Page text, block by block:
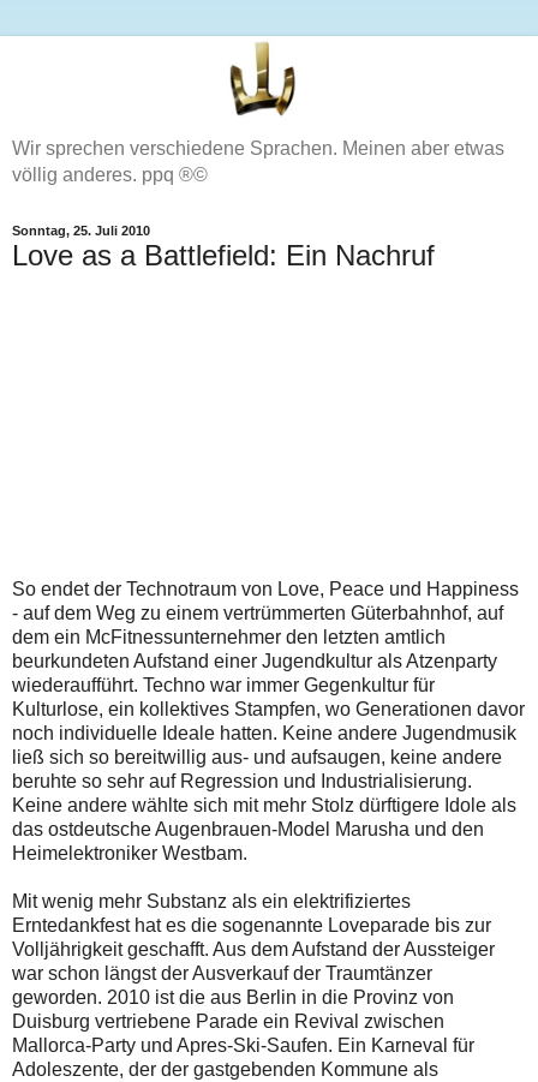
Wir sprechen verschiedene Sprachen. Meinen aber etwas
völlig anderes. ppq ®©
Sonntag, 25. Juli 2010
Love as a Battlefield: Ein Nachruf
So endet der Technotraum von Love, Peace und Happiness
- auf dem Weg zu einem vertrümmerten Güterbahnhof, auf
dem ein McFitnessunternehmer den letzten amtlich
beurkundeten Aufstand einer Jugendkultur als Atzenparty
wiederaufführt. Techno war immer Gegenkultur für
Kulturlose, ein kollektives Stampfen, wo Generationen davor
noch individuelle Ideale hatten. Keine andere Jugendmusik
ließ sich so bereitwillig aus- und aufsaugen, keine andere
beruhte so sehr auf Regression und Industrialisierung.
Keine andere wählte sich mit mehr Stolz dürftigere Idole als
das ostdeutsche Augenbrauen-Model Marusha und den
Heimelektroniker Westbam.
Mit wenig mehr Substanz als ein elektrifiziertes
Erntedankfest hat es die sogenannte Loveparade bis zur
Volljährigkeit geschafft. Aus dem Aufstand der Aussteiger
war schon längst der Ausverkauf der Traumtänzer
geworden. 2010 ist die aus Berlin in die Provinz von
Duisburg vertriebene Parade ein Revival zwischen
Mallorca-Party und Apres-Ski-Saufen. Ein Karneval für
Adoleszente, der der gastgebenden Kommune als